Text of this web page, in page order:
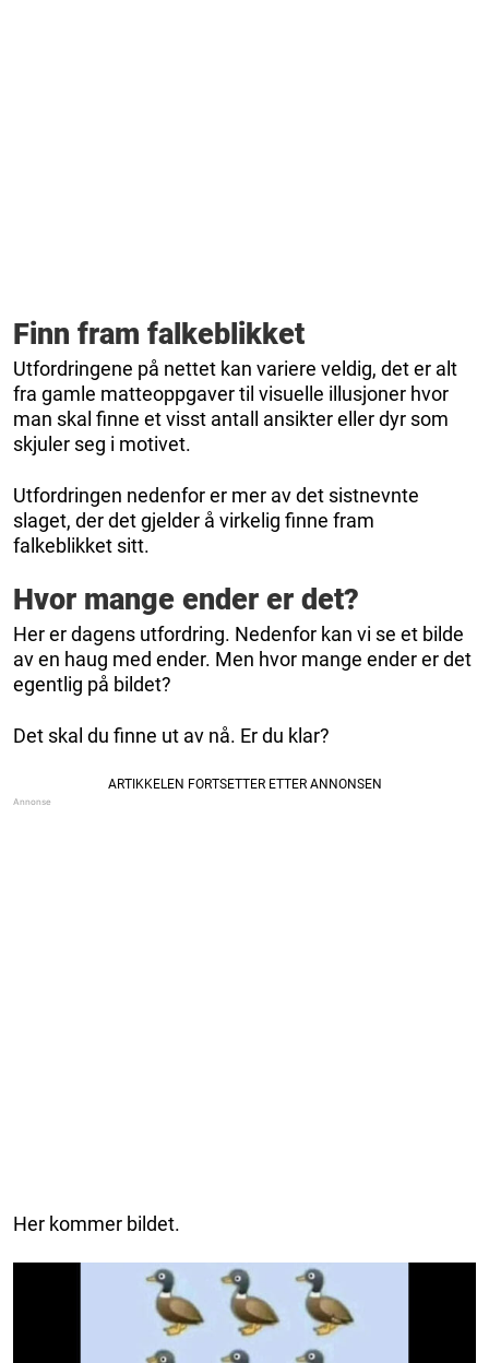
Finn fram falkeblikket
Utfordringene på nettet kan variere veldig, det er alt
fra gamle matteoppgaver til visuelle illusjoner hvor
man skal finne et visst antall ansikter eller dyr som
skjuler seg i motivet.
Utfordringen nedenfor er mer av det sistnevnte
slaget, der det gjelder å virkelig finne fram
falkeblikket sitt.
Hvor mange ender er det?
Her er dagens utfordring. Nedenfor kan vi se et bilde
av en haug med ender. Men hvor mange ender er det
egentlig på bildet?
Det skal du finne ut av nå. Er du klar?
Her kommer bildet.